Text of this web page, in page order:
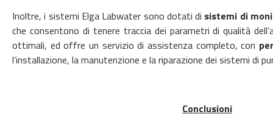
Inoltre, i sistemi Elga Labwater sono dotati di sistemi di
che consentono di tenere traccia dei parametri di qualità
ottimali, ed offre un servizio di assistenza completo, con
l’installazione, la manutenzione e la riparazione dei sistemi di
Conclusioni